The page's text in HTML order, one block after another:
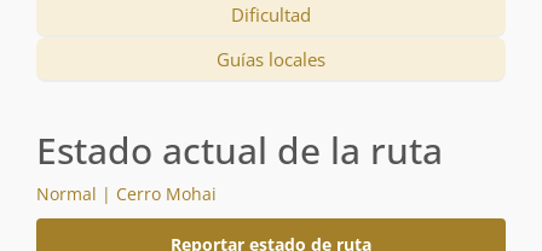
Dificultad
Guías locales
Estado actual de la ruta
Normal | Cerro Mohai
Reportar estado de ruta